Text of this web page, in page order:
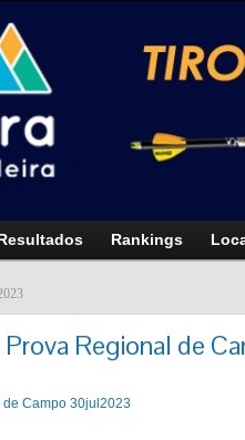
Rankings
Regional de
de Campo 30jul2023